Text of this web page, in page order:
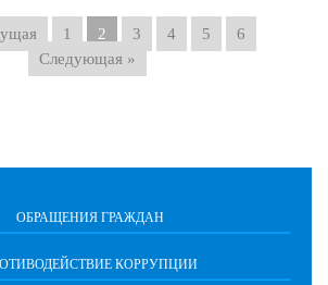
1 2 3 4 5
6
Следующая »
ОБРАЩЕНИЯ ГРАЖДАН
КОРРУПЦИИ